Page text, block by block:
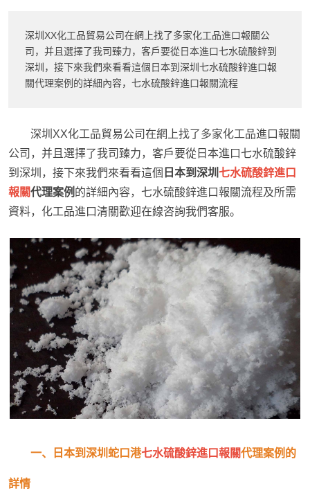
深圳XX化工品貿易公司在網上找了多家化工品進口報關公
司，并且選擇了我司臻力，客戶要從日本進口七水硫酸鋅到
深圳，接下來我們來看看這個日本到深圳七水硫酸鋅進口報
關代理案例的詳細內容，七水硫酸鋅進口報關流程
深圳XX化工品貿易公司在網上找了多家化工品進口報關
公司，并且選擇了我司臻力，客戶要從日本進口七水硫酸鋅
到深圳，接下來我們來看看這個 日本到深圳 七水硫酸鋅進口
報關代理案例 的詳細內容，七水硫酸鋅進口報關流程及所需
資料，化工品進口清關歡迎在線咨詢我們客服。
一、日本到深圳蛇口港七水硫酸鋅進口報關代理案例的
詳情